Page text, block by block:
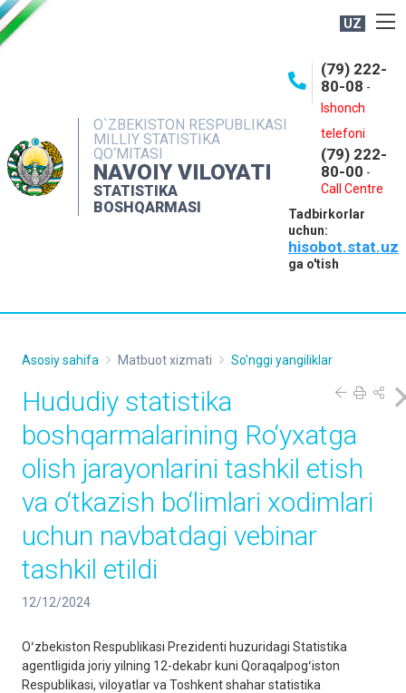
UZ
O`ZBEKISTON RESPUBLIKASI
MILLIY STATISTIKA
QO‘MITASI
NAVOIY VILOYATI
STATISTIKA
BOSHQARMASI
(79) 222-
80-08 -
Ishonch
telefoni
(79) 222-
80-00 -
Call Centre
Tadbirkorlar
uchun:
hisobot.stat.uz
ga o'tish
OCHIQ MA'LUMOTLAR
INTERAKTIV XIZMATLAR
MUROJAATLAR
Asosiy sahifa Matbuot xizmati So'nggi yangiliklar
Hududiy statistika
boshqarmalarining Ro‘yxatga
olish jarayonlarini tashkil etish
va o‘tkazish bo‘limlari xodimlari
uchun navbatdagi vebinar
tashkil etildi
12/12/2024
Oʻzbekiston Respublikasi Prezidenti huzuridagi Statistika
agentligida joriy yilning 12-dekabr kuni Qoraqalpogʻiston
Respublikasi, viloyatlar va Toshkent shahar statistika